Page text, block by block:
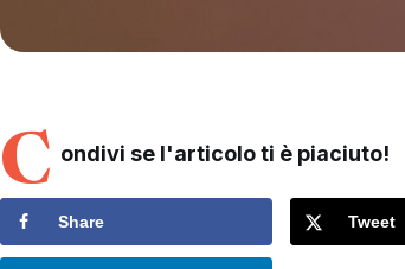
C ondivi se l'articolo ti è piaciuto!
Share Tweet